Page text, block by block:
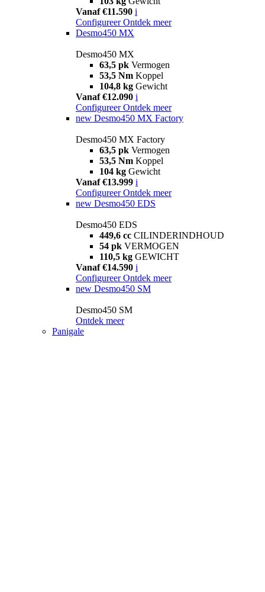
Vanaf €11.590 i
Configureer Ontdek meer
Desmo450 MX
Desmo450 MX
63,5 pk Vermogen
53,5 Nm Koppel
104,8 kg Gewicht
Vanaf €12.090 i
Configureer Ontdek meer
new Desmo450 MX Factory
Desmo450 MX Factory
63,5 pk Vermogen
53,5 Nm Koppel
104 kg Gewicht
Vanaf €13.999 i
Configureer Ontdek meer
new Desmo450 EDS
Desmo450 EDS
449,6 cc CILINDERINDHOUD
54 pk VERMOGEN
110,5 kg GEWICHT
Vanaf €14.590 i
Configureer Ontdek meer
new Desmo450 SM
Desmo450 SM
Ontdek meer
Panigale